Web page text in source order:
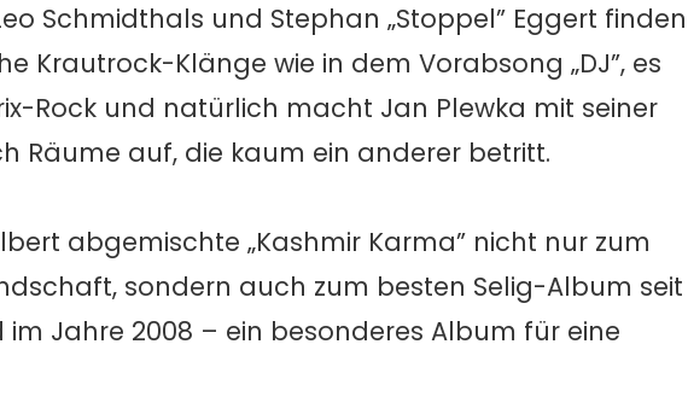
Schmidthals und Stephan „Stoppel” Eggert finden
Krautrock-Klänge wie in dem Vorabsong „DJ”, es
Rock und natürlich macht Jan Plewka mit seiner
Räume auf, die kaum ein anderer betritt.
abgemischte „Kashmir Karma” nicht nur zum
sondern auch zum besten Selig-Album seit
Jahre 2008 – ein besonderes Album für eine